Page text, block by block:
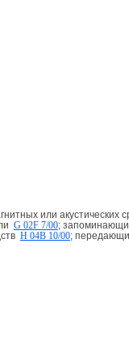
или акустических
G 02F 7/00;
H 04B 10/00;